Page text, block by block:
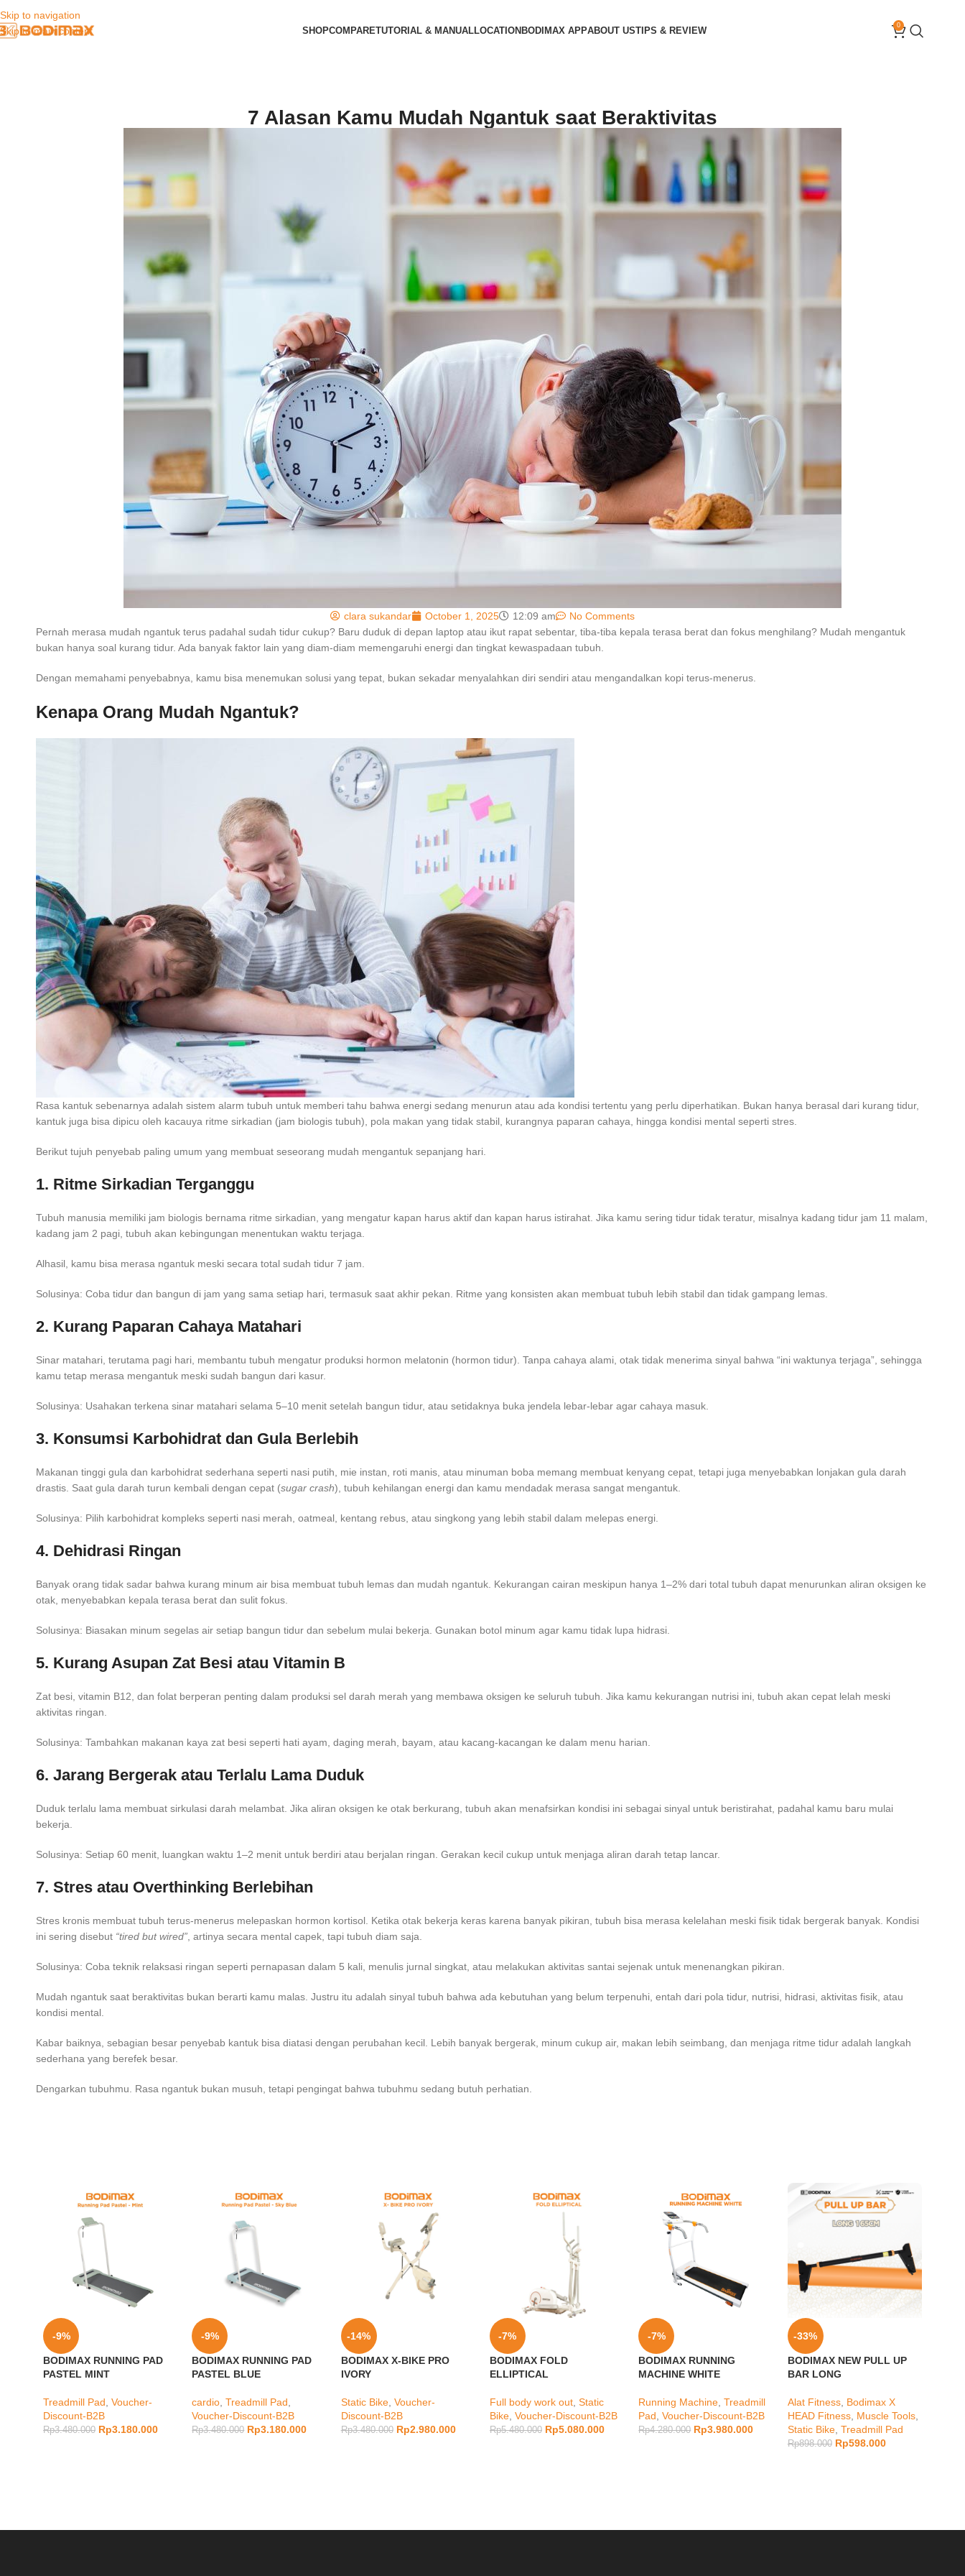
Skip to navigation
Skip to main content
SHOPCOMPARETUTORIAL & MANUALLOCATIONBODIMAX APPABOUT USTIPS & REVIEW 0
7 Alasan Kamu Mudah Ngantuk saat Beraktivitas
clara sukandar October 1, 2025 12:09 am
No Comments
Pernah merasa mudah ngantuk terus padahal sudah tidur cukup? Baru duduk di depan laptop atau ikut rapat sebentar, tiba-tiba kepala terasa berat dan fokus menghilang? Mudah mengantuk
bukan hanya soal kurang tidur. Ada banyak faktor lain yang diam-diam memengaruhi energi dan tingkat kewaspadaan tubuh.
Dengan memahami penyebabnya, kamu bisa menemukan solusi yang tepat, bukan sekadar menyalahkan diri sendiri atau mengandalkan kopi terus-menerus.
Kenapa Orang Mudah Ngantuk?
Rasa kantuk sebenarnya adalah sistem alarm tubuh untuk memberi tahu bahwa energi sedang menurun atau ada kondisi tertentu yang perlu diperhatikan. Bukan hanya berasal dari kurang tidur,
kantuk juga bisa dipicu oleh kacauya ritme sirkadian (jam biologis tubuh), pola makan yang tidak stabil, kurangnya paparan cahaya, hingga kondisi mental seperti stres.
Berikut tujuh penyebab paling umum yang membuat seseorang mudah mengantuk sepanjang hari.
1. Ritme Sirkadian Terganggu
Tubuh manusia memiliki jam biologis bernama ritme sirkadian, yang mengatur kapan harus aktif dan kapan harus istirahat. Jika kamu sering tidur tidak teratur, misalnya kadang tidur jam 11 malam,
kadang jam 2 pagi, tubuh akan kebingungan menentukan waktu terjaga.
Alhasil, kamu bisa merasa ngantuk meski secara total sudah tidur 7 jam.
Solusinya: Coba tidur dan bangun di jam yang sama setiap hari, termasuk saat akhir pekan. Ritme yang konsisten akan membuat tubuh lebih stabil dan tidak gampang lemas.
2. Kurang Paparan Cahaya Matahari
Sinar matahari, terutama pagi hari, membantu tubuh mengatur produksi hormon melatonin (hormon tidur). Tanpa cahaya alami, otak tidak menerima sinyal bahwa “ini waktunya terjaga”, sehingga
kamu tetap merasa mengantuk meski sudah bangun dari kasur.
Solusinya: Usahakan terkena sinar matahari selama 5–10 menit setelah bangun tidur, atau setidaknya buka jendela lebar-lebar agar cahaya masuk.
3. Konsumsi Karbohidrat dan Gula Berlebih
Makanan tinggi gula dan karbohidrat sederhana seperti nasi putih, mie instan, roti manis, atau minuman boba memang membuat kenyang cepat, tetapi juga menyebabkan lonjakan gula darah
drastis. Saat gula darah turun kembali dengan cepat (sugar crash), tubuh kehilangan energi dan kamu mendadak merasa sangat mengantuk.
Solusinya: Pilih karbohidrat kompleks seperti nasi merah, oatmeal, kentang rebus, atau singkong yang lebih stabil dalam melepas energi.
4. Dehidrasi Ringan
Banyak orang tidak sadar bahwa kurang minum air bisa membuat tubuh lemas dan mudah ngantuk. Kekurangan cairan meskipun hanya 1–2% dari total tubuh dapat menurunkan aliran oksigen ke
otak, menyebabkan kepala terasa berat dan sulit fokus.
Solusinya: Biasakan minum segelas air setiap bangun tidur dan sebelum mulai bekerja. Gunakan botol minum agar kamu tidak lupa hidrasi.
5. Kurang Asupan Zat Besi atau Vitamin B
Zat besi, vitamin B12, dan folat berperan penting dalam produksi sel darah merah yang membawa oksigen ke seluruh tubuh. Jika kamu kekurangan nutrisi ini, tubuh akan cepat lelah meski
aktivitas ringan.
Solusinya: Tambahkan makanan kaya zat besi seperti hati ayam, daging merah, bayam, atau kacang-kacangan ke dalam menu harian.
6. Jarang Bergerak atau Terlalu Lama Duduk
Duduk terlalu lama membuat sirkulasi darah melambat. Jika aliran oksigen ke otak berkurang, tubuh akan menafsirkan kondisi ini sebagai sinyal untuk beristirahat, padahal kamu baru mulai
bekerja.
Solusinya: Setiap 60 menit, luangkan waktu 1–2 menit untuk berdiri atau berjalan ringan. Gerakan kecil cukup untuk menjaga aliran darah tetap lancar.
7. Stres atau Overthinking Berlebihan
Stres kronis membuat tubuh terus-menerus melepaskan hormon kortisol. Ketika otak bekerja keras karena banyak pikiran, tubuh bisa merasa kelelahan meski fisik tidak bergerak banyak. Kondisi
ini sering disebut “tired but wired” , artinya secara mental capek, tapi tubuh diam saja.
Solusinya: Coba teknik relaksasi ringan seperti pernapasan dalam 5 kali, menulis jurnal singkat, atau melakukan aktivitas santai sejenak untuk menenangkan pikiran.
Mudah ngantuk saat beraktivitas bukan berarti kamu malas. Justru itu adalah sinyal tubuh bahwa ada kebutuhan yang belum terpenuhi, entah dari pola tidur, nutrisi, hidrasi, aktivitas fisik, atau
kondisi mental.
Kabar baiknya, sebagian besar penyebab kantuk bisa diatasi dengan perubahan kecil. Lebih banyak bergerak, minum cukup air, makan lebih seimbang, dan menjaga ritme tidur adalah langkah
sederhana yang berefek besar.
Dengarkan tubuhmu. Rasa ngantuk bukan musuh, tetapi pengingat bahwa tubuhmu sedang butuh perhatian.
-9%
BODIMAX RUNNING PAD
PASTEL MINT
Treadmill Pad Voucher-
Discount-B2B
Rp3.480.000 Rp3.180.000
-9%
BODIMAX RUNNING PAD
PASTEL BLUE
cardio Treadmill Pad
Voucher-Discount-B2B
Rp3.480.000 Rp3.180.000
-14%
BODIMAX X-BIKE PRO
IVORY
Static Bike, Voucher-
Discount-B2B
Rp3.480.000 Rp2.980.000
-7%
BODIMAX FOLD
ELLIPTICAL
Full body work out, Static
Bike, Voucher-Discount-B2B
Rp5.480.000 Rp5.080.000
-7%
BODIMAX RUNNING
MACHINE WHITE
Running Machine Treadmill
Pad Voucher-Discount-B2B
Rp4.280.000 Rp3.980.000
-33%
BODIMAX NEW PULL UP
BAR LONG
Alat Fitness, Bodimax X
HEAD Fitness, Muscle Tools,
Static Bike, Treadmill Pad
Rp898.000 Rp598.000